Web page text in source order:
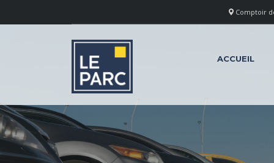
Comptoir
ACCUEIL